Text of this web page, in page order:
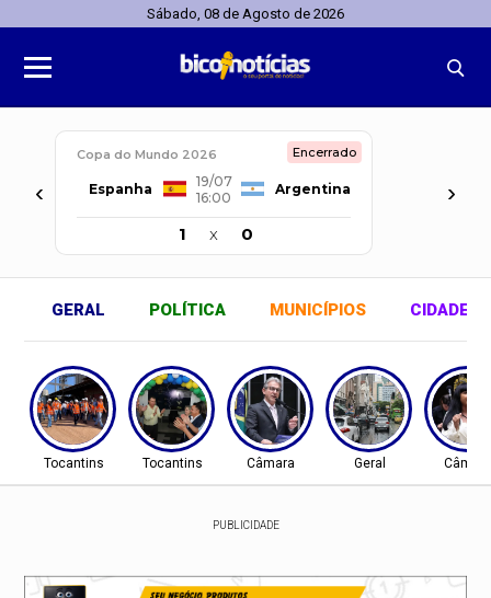
Sábado, 08 de Agosto de 2026
‹
Copa do Mundo 2026 Encerrado
Espanha
19/07
16:00
Argentina
1 x 0
›
GERAL POLÍTICA MUNICÍPIOS CIDADES
Tocantins Tocantins Câmara Geral
PUBLICIDADE